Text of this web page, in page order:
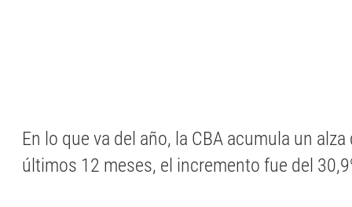
En lo que va del año, la CBA acumula un
últimos 12 meses, el incremento fue del